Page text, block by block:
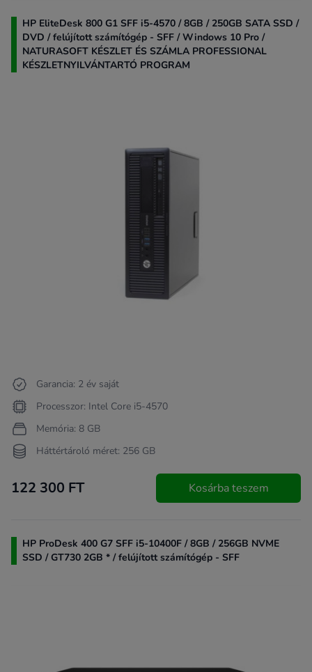
HP EliteDesk 800 G1 SFF i5-4570 / 8GB / 250GB SATA SSD /
DVD / felújított számítógép - SFF / Windows 10 Pro /
NATURASOFT KÉSZLET ÉS SZÁMLA PROFESSIONAL
KÉSZLETNYILVÁNTARTÓ PROGRAM
Garancia: 2 év saját
Processzor: Intel Core i5-4570
Memória: 8 GB
Háttértároló méret: 256 GB
122 300 FT Kosárba teszem
HP ProDesk 400 G7 SFF i5-10400F / 8GB / 256GB NVME
SSD / GT730 2GB * / felújított számítógép - SFF